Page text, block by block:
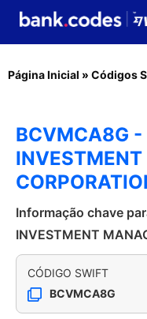
Página Inicial » Códigos
BCVMCA8G -
Informação chave
INVESTMENT
CÓDIGO SWIFT
BCVMCA8G